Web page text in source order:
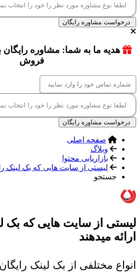
درخواست مشاوره رایگان
هدیه ما به شما: مشاوره رایگان
فروش
درخواست مشاوره رایگان
صفحه اصلی
وبلاگ
بازاریابی محتوا
لیستی از سایت هایی که بک لینک
جستجو
لیستی از سایت هایی که بک
ارائه میدهند
انواع مختلفی از بک لینک